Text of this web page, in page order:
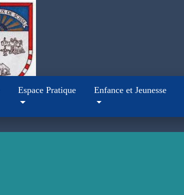
Espace Pratique Enfance et Jeunesse